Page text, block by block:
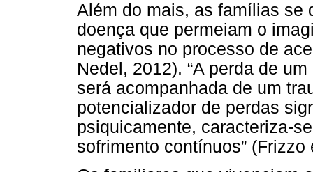
Além do mais, as famílias se
doença que permeiam o
negativos no processo de
Nedel, 2012). “A perda de
será acompanhada de um
potencializador de perdas
psiquicamente, caracteriza-
sofrimento contínuos”